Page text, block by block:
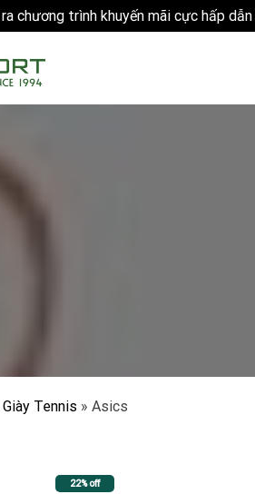
chương trình khuyến mãi cực hấp
Giày Tennis » Asics
22% off